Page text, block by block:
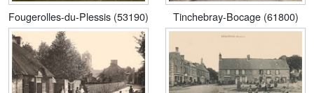
Fougerolles-du-Plessis (53190) Tinchebray-Bocage (61800)